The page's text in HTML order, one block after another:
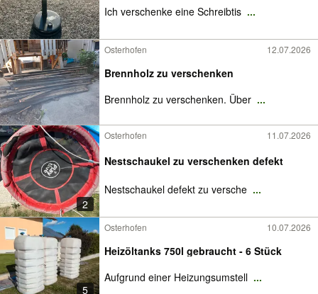
Ich verschenke eine Schreibtis ...
Osterhofen 12.07.2026
Brennholz zu verschenken
Brennholz zu verschenken. Über ...
2
Osterhofen 11.07.2026
Nestschaukel zu verschenken defekt
Nestschaukel defekt zu versche ...
5
Osterhofen 10.07.2026
Heizöltanks 750l gebraucht - 6 Stück
Aufgrund einer Heizungsumstell ...